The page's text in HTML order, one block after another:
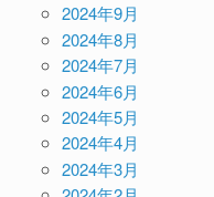
2024年9月
2024年8月
2024年7月
2024年6月
2024年5月
2024年4月
2024年3月